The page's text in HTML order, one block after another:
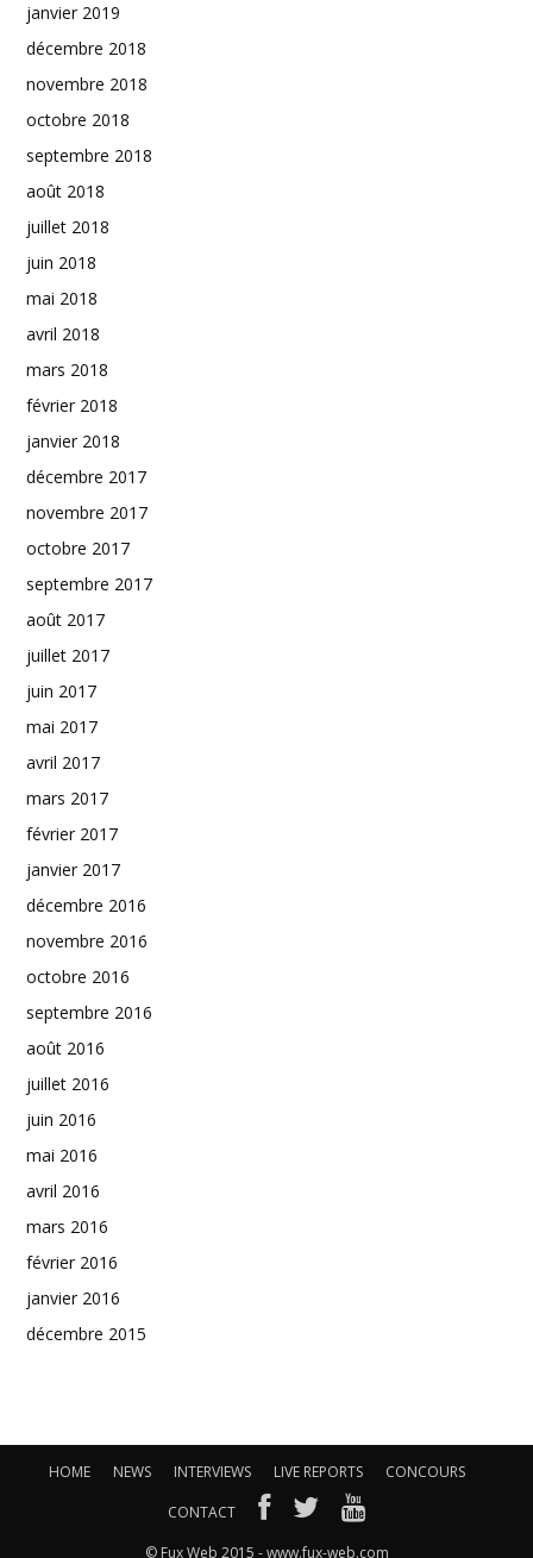
janvier 2019
décembre 2018
novembre 2018
octobre 2018
septembre 2018
août 2018
juillet 2018
juin 2018
mai 2018
avril 2018
mars 2018
février 2018
janvier 2018
décembre 2017
novembre 2017
octobre 2017
septembre 2017
août 2017
juillet 2017
juin 2017
mai 2017
avril 2017
mars 2017
février 2017
janvier 2017
décembre 2016
novembre 2016
octobre 2016
septembre 2016
août 2016
juillet 2016
juin 2016
mai 2016
avril 2016
mars 2016
février 2016
janvier 2016
décembre 2015
HOME NEWS INTERVIEWS LIVE REPORTS
CONCOURS
CONTACT
© Fux Web 2015 - www.fux-web.com